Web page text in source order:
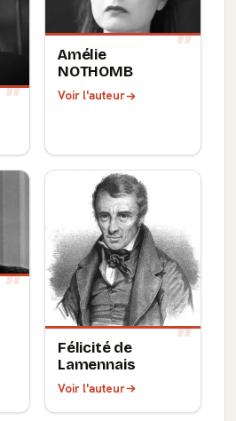
Amélie
NOTHOMB
Voir l'auteur
Félicité de
Lamennais
Voir l'auteur